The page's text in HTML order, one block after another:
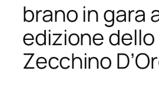
brano in gara
edizione dello
Zecchino